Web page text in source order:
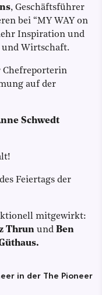
, Geschäftsführer
bei “MY WAY on
Inspiration und
und Wirtschaft.
Chefreporterin
auf der
Schwedt
Feiertags der
mitgewirkt:
Thrun und Ben
in der The Pioneer